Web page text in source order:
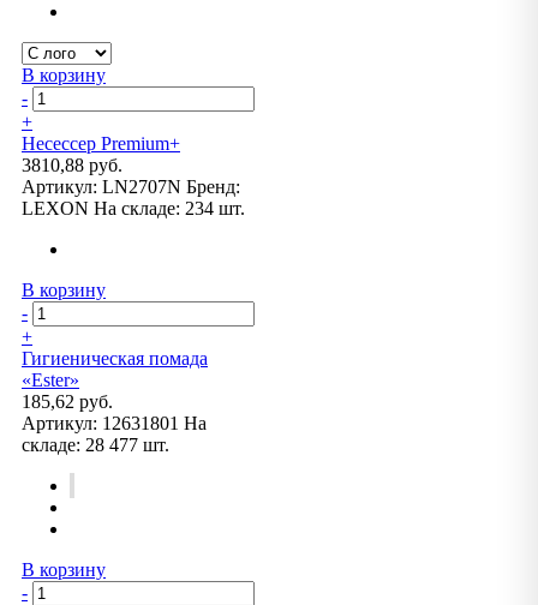
В корзину
-
+
Несессер Premium+
3810,88 руб.
Артикул: LN2707N Бренд:
LEXON На складе: 234 шт.
В корзину
-
+
Гигиеническая помада
«Ester»
185,62 руб.
Артикул: 12631801 На
складе: 28 477 шт.
В корзину
-